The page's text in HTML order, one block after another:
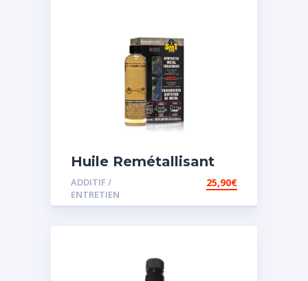
Huile Remétallisant
Moteur SMT2
ADDITIF /
ENTRETIEN
25,90€